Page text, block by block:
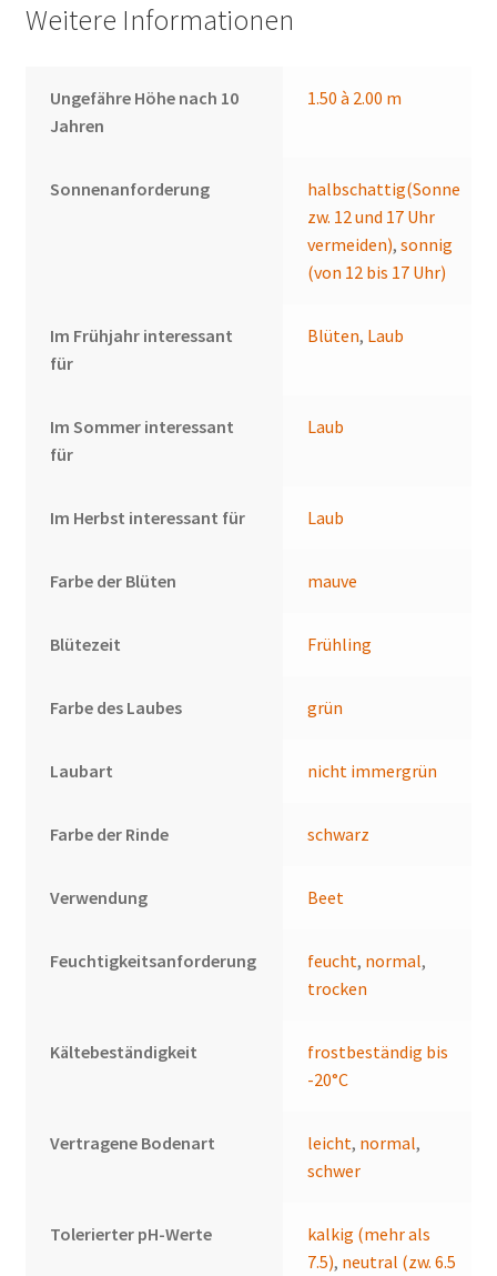
Weitere Informationen
Ungefähre Höhe nach 10
Jahren
1.50 à 2.00 m
Sonnenanforderung
halbschattig(Sonne
zw. 12 und 17 Uhr
vermeiden),sonnig
(von 12 bis 17 Uhr)
Im Frühjahr interessant
für
Blüten, Laub
Im Sommer interessant
für
Laub
Im Herbst interessant für Laub
Farbe der Blüten mauve
Blütezeit Frühling
Farbe des Laubes grün
Laubart nicht immergrün
Farbe der Rinde schwarz
Verwendung Beet
Feuchtigkeitsanforderung feucht, normal,
trocken
Kältebeständigkeit
frostbeständig bis
-20°C
Vertragene Bodenart leicht, normal,
schwer
Tolerierter pH-Werte
kalkig (mehr als
7.5), neutral (zw. 6.5